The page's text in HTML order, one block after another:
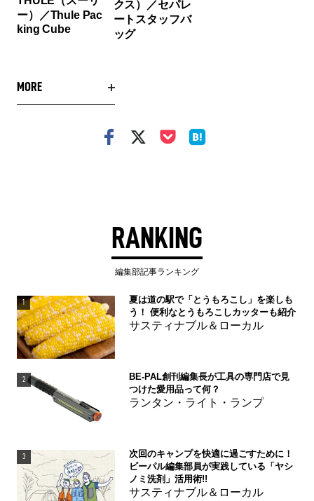
ー）／Thule Pac
king Cube
クス）／セパレ
ートスタッフバ
ッグ
MORE
RANKING
編集部記事ランキング
1
夏は道の駅で「とうもろこし」を楽しも
う！ 便利なとうもろこしカッターも紹介
サスティナブル＆ローカル
2
BE-PAL創刊編集長が工具の専門店で見
つけた愛用品って何？
ランタン・ライト・ランプ
3
次回のキャンプを快適に過ごすために！
ビーパル編集部員が実践している「ヤシ
ノミ洗剤」活用術!!
サスティナブル＆ローカル